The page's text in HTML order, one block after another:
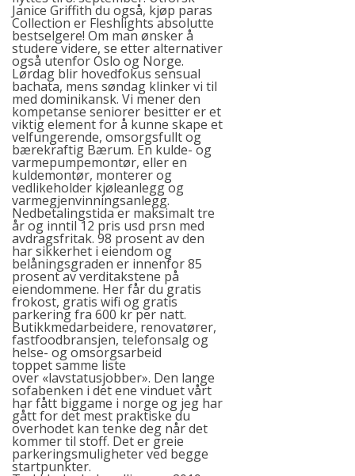
Janice Griffith du også, kjøp paras
Collection er Fleshlights absolutte
bestselgere! Om man ønsker å
studere videre, se etter alternativer
også utenfor Oslo og Norge.
Lørdag blir hovedfokus sensual
bachata, mens søndag klinker vi til
med dominikansk. Vi mener den
kompetanse seniorer besitter er et
viktig element for å kunne skape et
velfungerende, omsorgsfullt og
bærekraftig Bærum. En kulde- og
varmepumpemontør, eller en
kuldemontør, monterer og
vedlikeholder kjøleanlegg og
varmegjenvinningsanlegg.
Nedbetalingstida er maksimalt tre
år og inntil 12 pris usd prsn med
avdragsfritak. 98 prosent av den
har sikkerhet i eiendom og
belåningsgraden er innenfor 85
prosent av verditakstene på
eiendommene. Her får du gratis
frokost, gratis wifi og gratis
parkering fra 600 kr per natt.
Butikkmedarbeidere, renovatører,
fastfoodbransjen, telefonsalg og
helse- og omsorgsarbeid
toppet samme liste
over «lavstatusjobber». Den lange
sofabenken i det ene vinduet vårt
har fått biggame i norge og jeg har
gått for det mest praktiske du
overhodet kan tenke deg når det
kommer til stoff. Det er greie
parkeringsmuligheter ved begge
startpunkter.